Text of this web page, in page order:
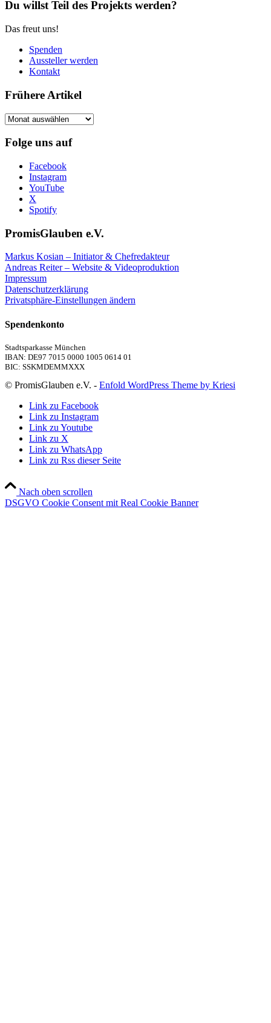
Du willst Teil des Projekts werden?
Das freut uns!
Spenden
Aussteller werden
Kontakt
Frühere Artikel
Frühere
Folge uns auf
Facebook
Instagram
YouTube
X
Spotify
PromisGlauben e.V.
Markus Kosian – Initiator & Chefredakteur
Andreas Reiter – Website & Videoproduktion
Impressum
Datenschutzerklärung
Privatsphäre-Einstellungen ändern
Spendenkonto
Stadtsparkasse München
IBAN: DE97 7015 0000 1005 0614 01
BIC: SSKMDEMMXXX
© PromisGlauben e.V. - Enfold WordPress Theme by Kriesi
Link zu Facebook
Link zu Instagram
Link zu Youtube
Link zu X
Link zu WhatsApp
Link zu Rss dieser Seite
Nach oben scrollen
DSGVO Cookie Consent mit Real Cookie Banner